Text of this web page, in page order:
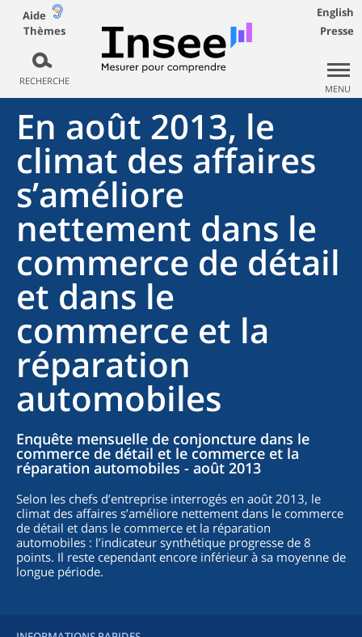
Aide
Thèmes
RECHERCHE
English
Presse
MENU
En août 2013, le
climat des affaires
s’améliore
nettement dans le
commerce de détail
et dans le
commerce et la
réparation
automobiles
Enquête mensuelle de conjoncture dans le
commerce de détail et le commerce et la
réparation automobiles - août 2013
Selon les chefs d’entreprise interrogés en août 2013, le
climat des affaires s’améliore nettement dans le commerce
de détail et dans le commerce et la réparation
automobiles : l’indicateur synthétique progresse de 8
points. Il reste cependant encore inférieur à sa moyenne de
longue période.